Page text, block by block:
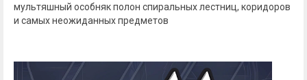
мультяшный особняк полон спиральных лестниц, коридоров
и самых неожиданных предметов